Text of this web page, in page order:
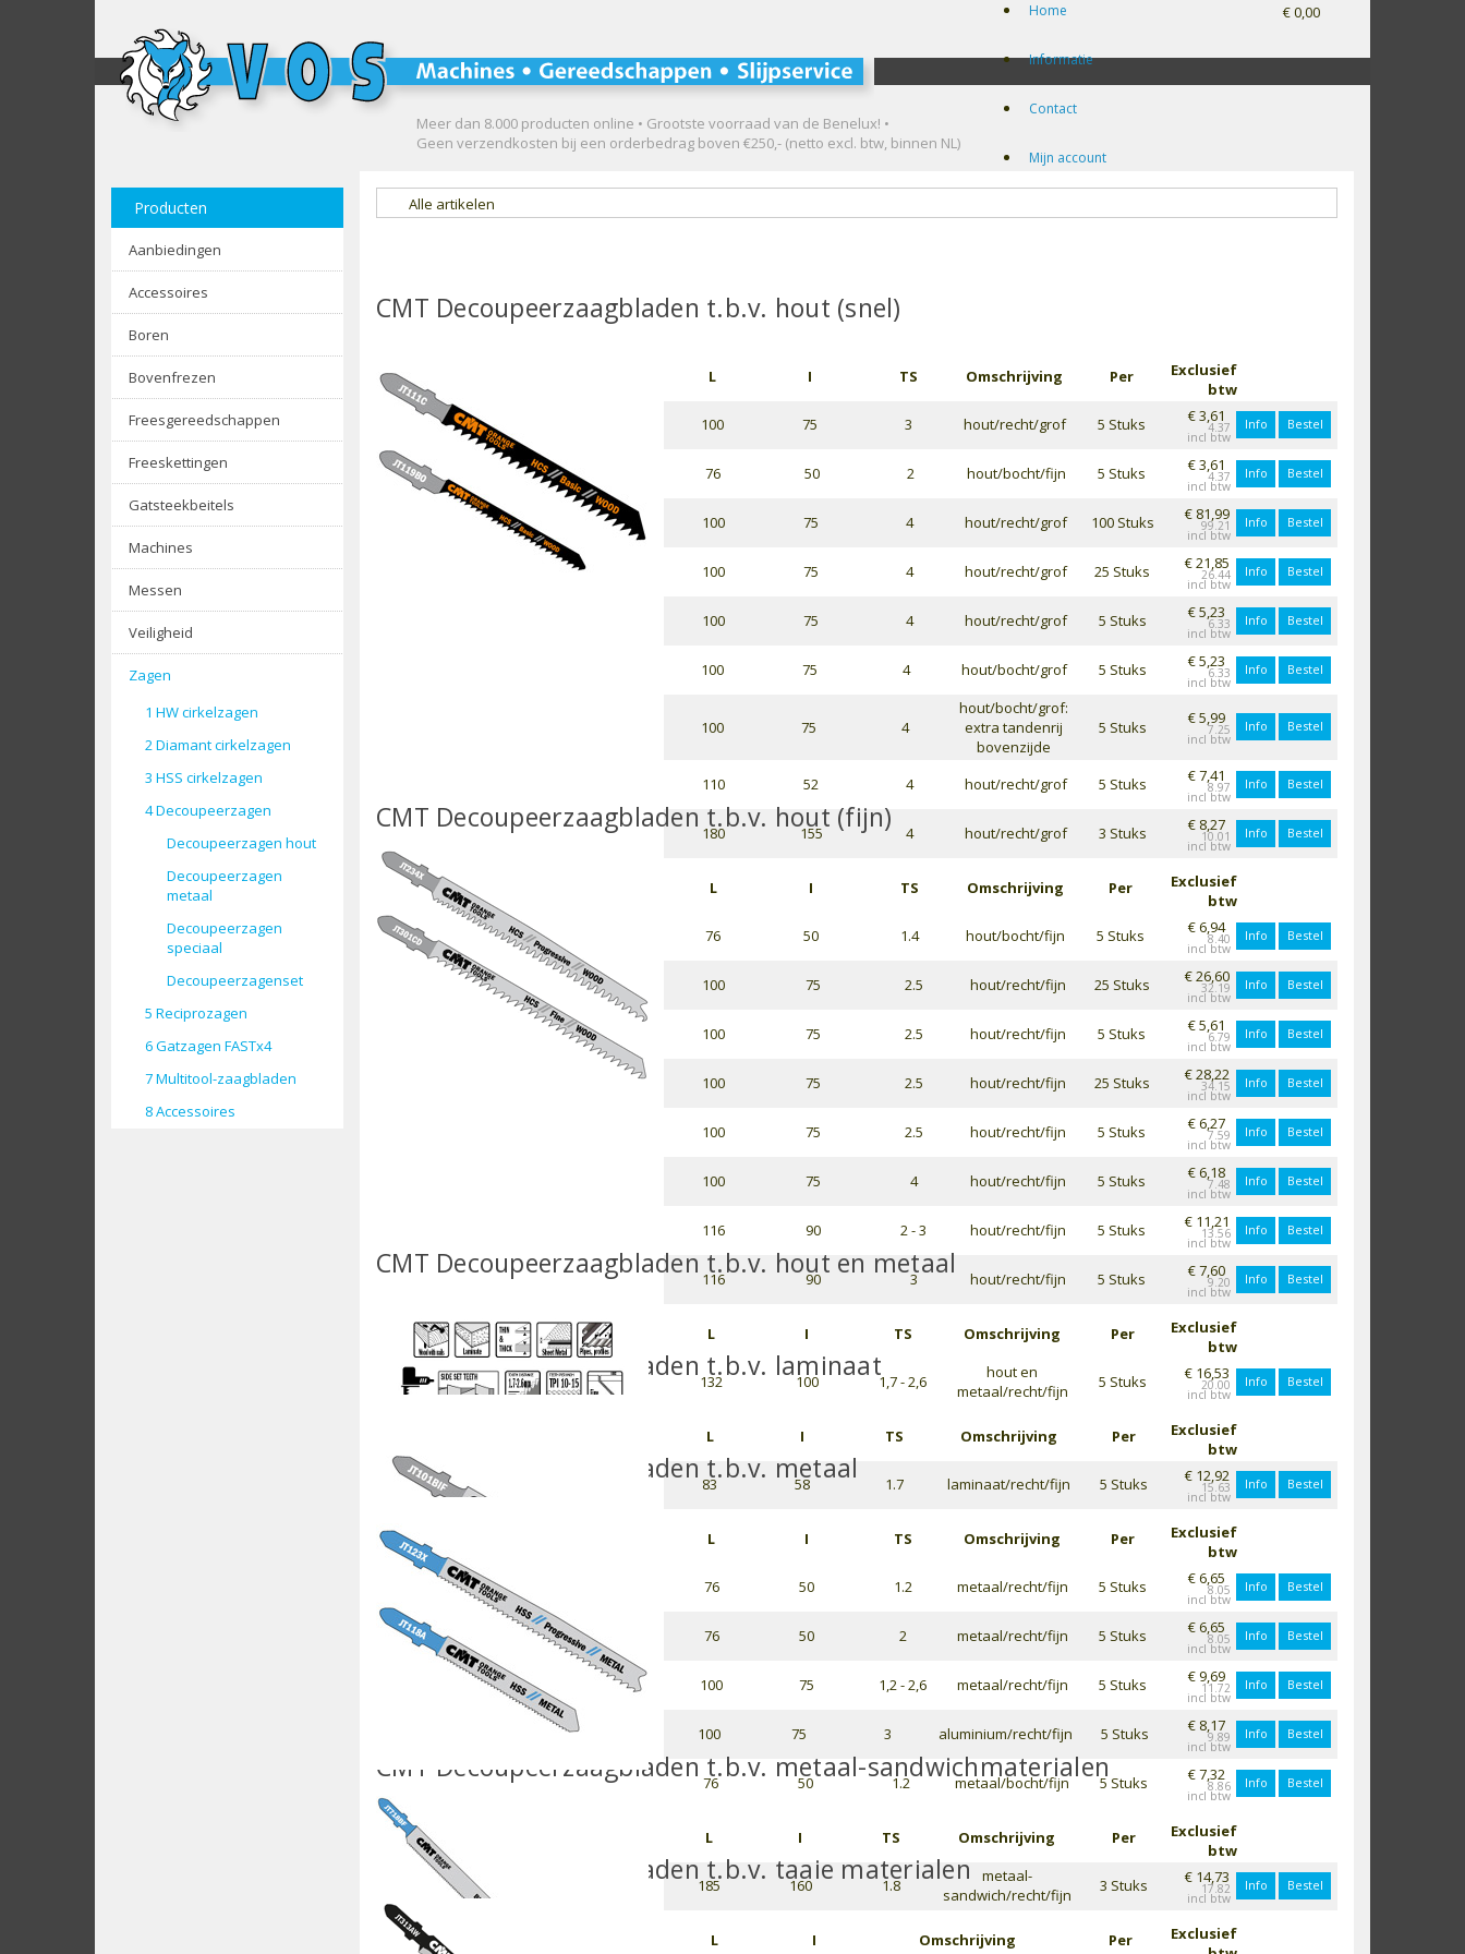
Meer dan 8.000 producten online • Grootste voorraad van de Benelux! •
Geen verzendkosten bij een orderbedrag boven €250,- (netto excl. btw, binnen NL)
€ 0,00
Home
Informatie
Contact
Mijn account
Producten
Aanbiedingen
Accessoires
Boren
Bovenfrezen
Freesgereedschappen
Freeskettingen
Gatsteekbeitels
Machines
Messen
Veiligheid
Zagen
1 HW cirkelzagen
2 Diamant cirkelzagen
3 HSS cirkelzagen
4 Decoupeerzagen
Decoupeerzagen hout
Decoupeerzagen
metaal
Decoupeerzagen
speciaal
Decoupeerzagenset
5 Reciprozagen
6 Gatzagen FASTx4
7 Multitool-zaagbladen
8 Accessoires
Alle artikelen
CMT Decoupeerzaagbladen t.b.v. hout (snel)
L I TS Omschrijving Per
Exclusief
btw
100
75 3 hout/recht/grof 5 Stuks € 3,61
4.37 Info Bestel
76 50 2 hout/bocht/fijn 5 Stuks € 3,61
4.37 Info Bestel
100 75 4 hout/recht/grof 100 Stuks € 81,99
99.21 Info Bestel
100 75 4 hout/recht/grof 25 Stuks € 21,85
26.44 Info Bestel
100 75 4 hout/recht/grof 5 Stuks € 5,23
6.33 Info Bestel
100 75 4 hout/bocht/grof 5 Stuks € 5,23
6.33 Info Bestel
100 75 4
hout/bocht/grof:
extra tandenrij
bovenzijde
5 Stuks € 5,99
7.25 Info Bestel
110 52 4 hout/recht/grof 5 Stuks € 7,41
8.97 Info Bestel
180 155 4 hout/recht/grof 3 Stuks € 8,27
10.01 Info Bestel
CMT Decoupeerzaagbladen t.b.v. hout (fijn)
L I TS Omschrijving Per
Exclusief
btw
76
50 1.4 hout/bocht/fijn 5 Stuks € 6,94
8.40 Info Bestel
100 75 2.5 hout/recht/fijn 25 Stuks € 26,60
32.19 Info Bestel
100 75 2.5 hout/recht/fijn 5 Stuks € 5,61
6.79 Info Bestel
100 75 2.5 hout/recht/fijn 25 Stuks € 28,22
34.15 Info Bestel
100 75 2.5 hout/recht/fijn 5 Stuks € 6,27
7.59 Info Bestel
100 75 4 hout/recht/fijn 5 Stuks € 6,18
7.48 Info Bestel
116 90 2 - 3 hout/recht/fijn 5 Stuks € 11,21
13.56 Info Bestel
116 90 3 hout/recht/fijn 5 Stuks € 7,60
9.20 Info Bestel
CMT Decoupeerzaagbladen t.b.v. hout en metaal
L I TS Omschrijving Per
Exclusief
btw
132
100 1,7 - 2,6
hout en
metaal/recht/fijn
5 Stuks € 16,53
20.00 Info Bestel
CMT Decoupeerzaagbladen t.b.v. laminaat
L I TS Omschrijving Per
Exclusief
btw
83
58 1.7 laminaat/recht/fijn 5 Stuks € 12,92
15.63 Info Bestel
CMT Decoupeerzaagbladen t.b.v. metaal
L I TS Omschrijving Per
Exclusief
btw
76
50 1.2 metaal/recht/fijn 5 Stuks € 6,65
8.05 Info Bestel
76 50 2 metaal/recht/fijn 5 Stuks € 6,65
8.05 Info Bestel
100 75 1,2 - 2,6 metaal/recht/fijn 5 Stuks € 9,69
11.72 Info Bestel
100 75 3 aluminium/recht/fijn 5 Stuks € 8,17
9.89 Info Bestel
76 50 1.2 metaal/bocht/fijn 5 Stuks € 7,32
8.86 Info Bestel
CMT Decoupeerzaagbladen t.b.v. metaal-sandwichmaterialen
L I TS Omschrijving Per
Exclusief
btw
185
160 1.8
metaal-
sandwich/recht/fijn
3 Stuks € 14,73
17.82 Info Bestel
CMT Decoupeerzaagbladen t.b.v. taaie materialen
L I Omschrijving Per
Exclusief